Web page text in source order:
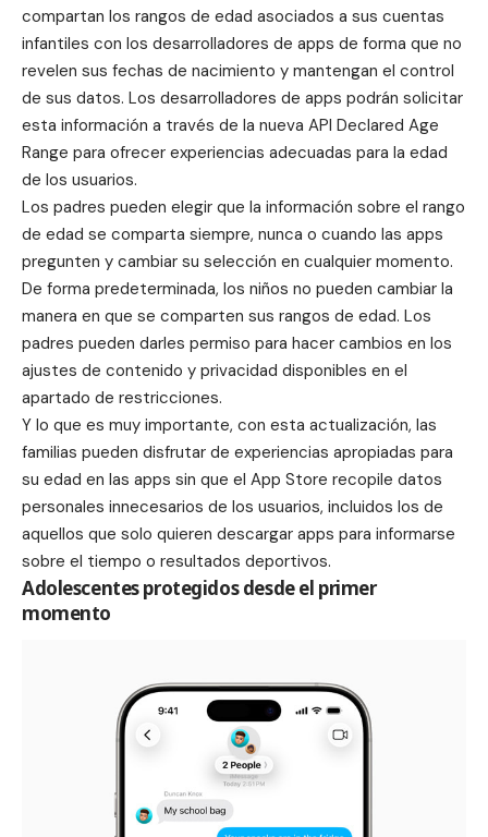
compartan los rangos de edad asociados a sus cuentas
infantiles con los desarrolladores de apps de forma que no
revelen sus fechas de nacimiento y mantengan el control
de sus datos. Los desarrolladores de apps podrán solicitar
esta información a través de la nueva API Declared Age
Range para ofrecer experiencias adecuadas para la edad
de los usuarios.
Los padres pueden elegir que la información sobre el rango
de edad se comparta siempre, nunca o cuando las apps
pregunten y cambiar su selección en cualquier momento.
De forma predeterminada, los niños no pueden cambiar la
manera en que se comparten sus rangos de edad. Los
padres pueden darles permiso para hacer cambios en los
ajustes de contenido y privacidad disponibles en el
apartado de restricciones.
Y lo que es muy importante, con esta actualización, las
familias pueden disfrutar de experiencias apropiadas para
su edad en las apps sin que el App Store recopile datos
personales innecesarios de los usuarios, incluidos los de
aquellos que solo quieren descargar apps para informarse
sobre el tiempo o resultados deportivos.
Adolescentes protegidos desde el primer
momento